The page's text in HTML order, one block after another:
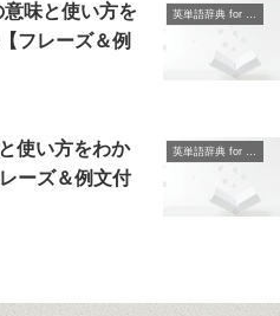
味と使い方を
フレーズ＆例
英単語辞典 for Beginners
使い方をわか
ーズ＆例文付
英単語辞典 for Beginners